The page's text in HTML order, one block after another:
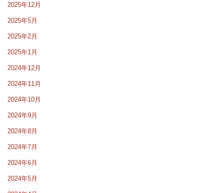
2025年12月
2025年5月
2025年2月
2025年1月
2024年12月
2024年11月
2024年10月
2024年9月
2024年8月
2024年7月
2024年6月
2024年5月